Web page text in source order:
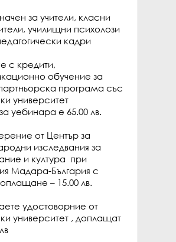
за учители, класни
училищни психолози
кадри
с кредити,
обучение за
програма със
университет
уебинара е 65.00 лв.
от Център за
изследвания за
и култура  при
Мадара-България с
– 15.00 лв.
удостоворние от
университет , доплащат